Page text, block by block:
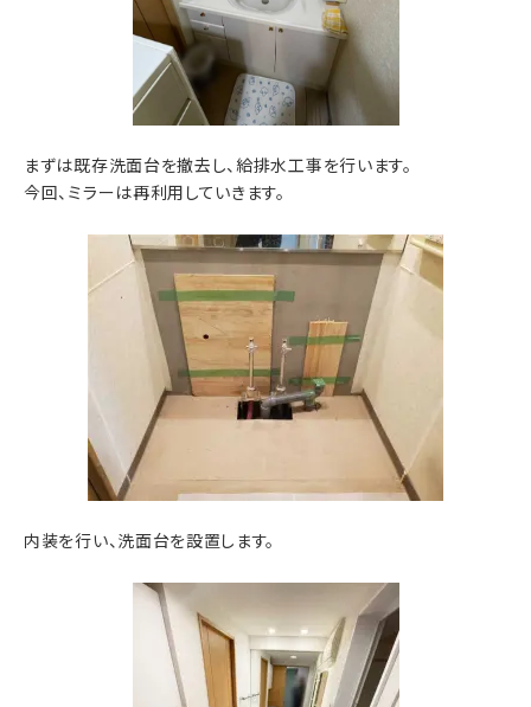
まずは既存洗面台を撤去し、給排水工事を行います。
今回、ミラーは再利用していきます。
内装を行い、洗面台を設置します。